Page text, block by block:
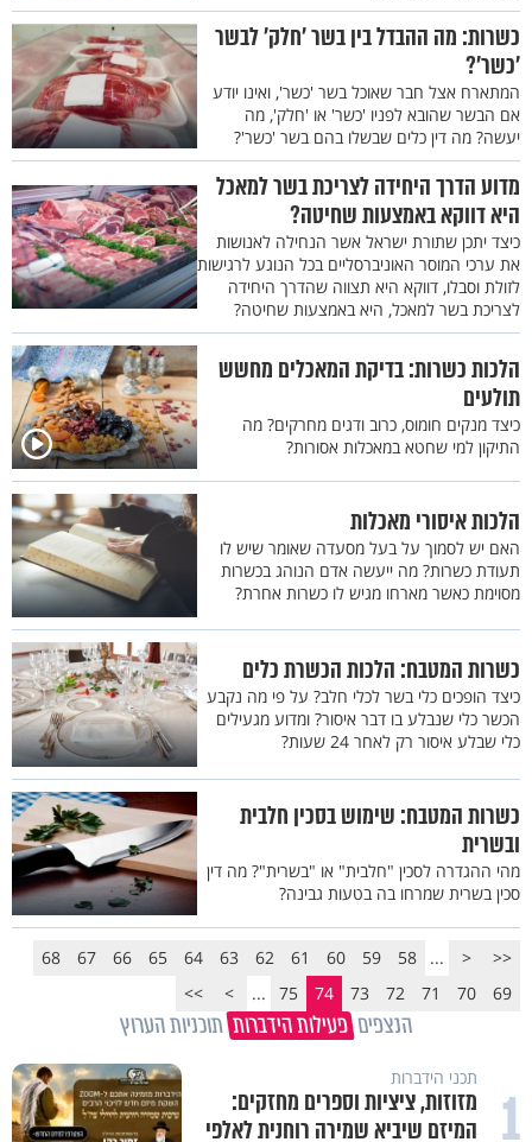
כשרות: מה ההבדל בין בשר ’חלק’ לבשר
’כשר’?
המתארח אצל חבר שאוכל בשר 'כשר', ואינו יודע
אם הבשר שהובא לפניו 'כשר' או 'חלק', מה
יעשה? מה דין כלים שבשלו בהם בשר 'כשר'?
מדוע הדרך היחידה לצריכת בשר למאכל
היא דווקא באמצעות שחיטה?
כיצד יתכן שתורת ישראל אשר הנחילה לאנושות
את ערכי המוסר האוניברסליים בכל הנוגע לרגישות
לזולת וסבלו, דווקא היא תצווה שהדרך היחידה
לצריכת בשר למאכל, היא באמצעות שחיטה?
הלכות כשרות: בדיקת המאכלים מחשש
תולעים
כיצד מנקים חומוס, כרוב ודגים מחרקים? מה
התיקון למי שחטא במאכלות אסורות?
הלכות איסורי מאכלות
האם יש לסמוך על בעל מסעדה שאומר שיש לו
תעודת כשרות? מה ייעשה אדם הנוהג בכשרות
מסוימת כאשר מארחו מגיש לו כשרות אחרת?
כשרות המטבח: הלכות הכשרת כלים
כיצד הופכים כלי בשר לכלי חלב? על פי מה נקבע
הכשר כלי שנבלע בו דבר איסור? ומדוע מגעילים
כלי שבלע איסור רק לאחר 24 שעות?
כשרות המטבח: שימוש בסכין חלבית
ובשרית
מהי ההגדרה לסכין "חלבית" או "בשרית"? מה דין
סכין בשרית שמרחו בה בטעות גבינה?
<<
<
...
58
59
60
61
62
63
64
65
66
67
68
69
70
71
72
73
74
75
...
>
>>
הנצפים פעילות הידברות תוכניות הערוץ
1 תכני הידברות
מזוזות, ציציות וספרים מחזקים:
המיזם שיביא שמירה רוחנית לאלפי